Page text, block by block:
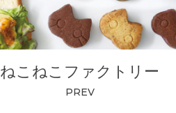
ねこねこファクトリー
PREV